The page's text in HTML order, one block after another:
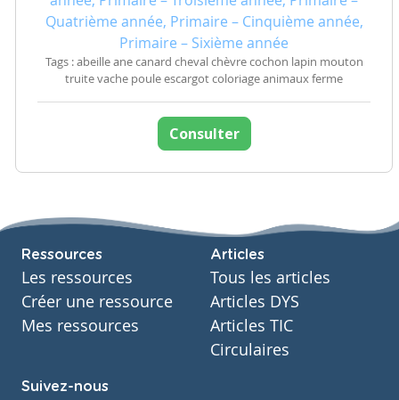
Quatrième année, Primaire – Cinquième année,
Primaire – Sixième année
Tags : abeille ane canard cheval chèvre cochon lapin mouton
truite vache poule escargot coloriage animaux ferme
Consulter
Ressources
Les ressources
Créer une ressource
Mes ressources
Articles
Tous les articles
Articles DYS
Articles TIC
Circulaires
Suivez-nous